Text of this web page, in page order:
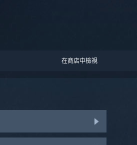
在商店中檢視